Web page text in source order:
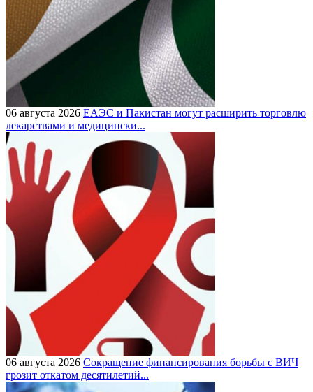
06 августа 2026 ЕАЭС и Пакистан могут расширить торговлю
лекарствами и медицински...
06 августа 2026 Сокращение финансирования борьбы с ВИЧ
грозит откатом десятилетий...